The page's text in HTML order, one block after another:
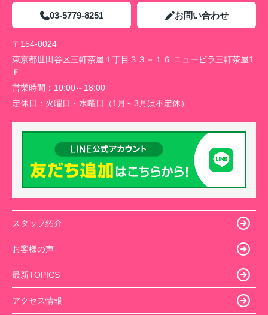
03-5779-8251 お問い合わせ
〒154-0024
東京都世田谷区三軒茶屋１丁目３３－１６ ニュービラ三軒茶屋1
Ｆ
営業時間： 10:00～18:00
定休日： 火曜日・水曜日（1月～3月は不定休）
スタッフ紹介
お客様の声
最新TOPICS
アクセス情報